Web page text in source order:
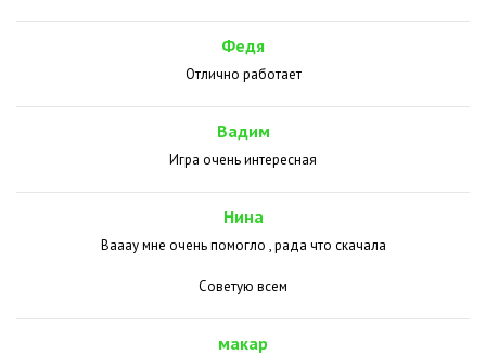
Федя
Отлично работает
Вадим
Игра очень интересная
Нина
Вааау мне очень помогло , рада что скачала
Советую всем
макар